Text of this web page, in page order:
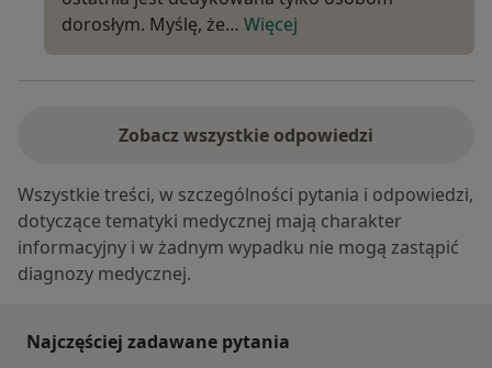
dorosłym. Myślę, że… Więcej
Zobacz wszystkie odpowiedzi
Wszystkie treści, w szczególności pytania i odpowiedzi,
dotyczące tematyki medycznej mają charakter
informacyjny i w żadnym wypadku nie mogą zastąpić
diagnozy medycznej.
Najczęściej zadawane pytania